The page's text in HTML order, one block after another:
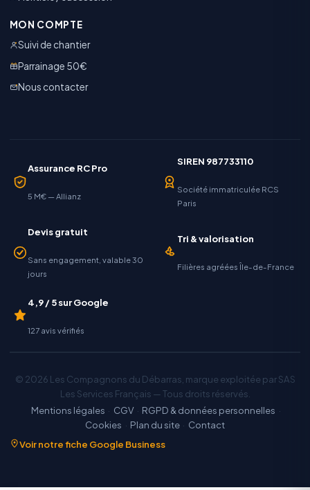
MON COMPTE
Suivi de chantier
Parrainage 50€
Nous contacter
Assurance RC Pro
5 M€ — Allianz
SIREN 987733110
Société immatriculée RCS
Paris
Devis gratuit
Sans engagement, valable 30
jours
Tri & valorisation
Filières agréées Île-de-France
4,9 / 5 sur Google
127 avis vérifiés
© 2026 Les Compagnons du Débarras, marque exploitée par SAS
Les Services Français — Tous droits réservés.
Mentions légales · CGV · RGPD & données personnelles ·
Cookies · Plan du site · Contact
Voir notre fiche Google Business